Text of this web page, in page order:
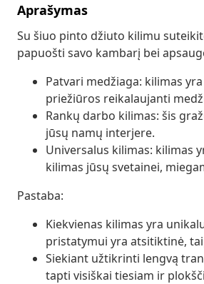
Aprašymas
Su šiuo pinto džiuto kilimu
papuošti savo kambarį bei
Patvari medžiaga: kilimas
priežiūros reikalaujanti
Rankų darbo kilimas: šis
jūsų namų interjere.
Universalus kilimas: kilimas
kilimas jūsų svetainei,
Pastaba:
Kiekvienas kilimas yra
pristatymui yra atsitiktinė,
Siekiant užtikrinti lengvą
tapti visiškai tiesiam ir